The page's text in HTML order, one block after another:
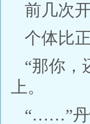
前几次
个体比
“那你，
上。
“……”丹